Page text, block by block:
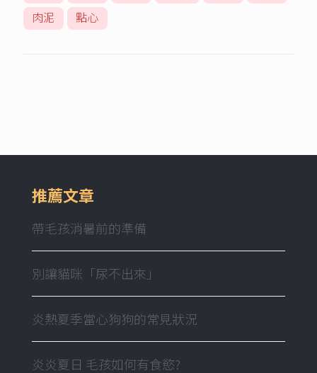
肉泥
點心
推薦文章
帶毛孩消暑前的準備
別讓貓咪「尿不出來」
炎熱夏季當心狗狗的常見狀況
炎炎夏日 毛孩如何有食慾?